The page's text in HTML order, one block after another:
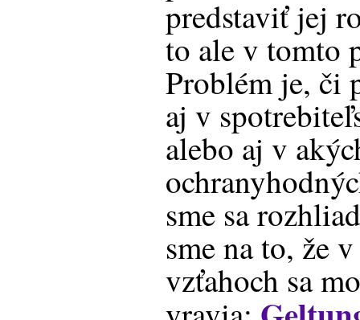
predstaviť jej
to ale v tomto
Problém je, či
aj v
alebo aj v
sme sa
sme na to, že
vzťahoch sa